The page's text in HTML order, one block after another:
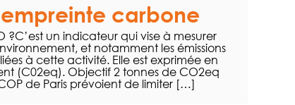
carbone
?C’est un indicateur qui vise à mesurer
et notamment les émissions
à cette activité. Elle est exprimée en
(C02eq). Objectif 2 tonnes de CO2eq
de Paris prévoient de limiter […]